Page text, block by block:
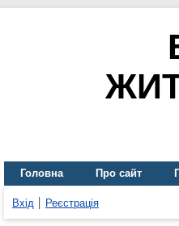
Головна Про сайт
Вхід Реєстрація